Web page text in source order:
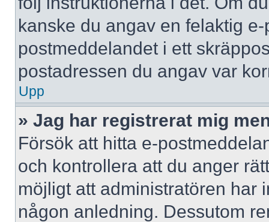
kanske du angav en felaktig
postmeddelandet i ett
postadressen du angav var
Upp
» Jag har registrerat mig
Försök att hitta e-
och kontrollera att du anger
möjligt att administratören har
någon anledning. Dessutom